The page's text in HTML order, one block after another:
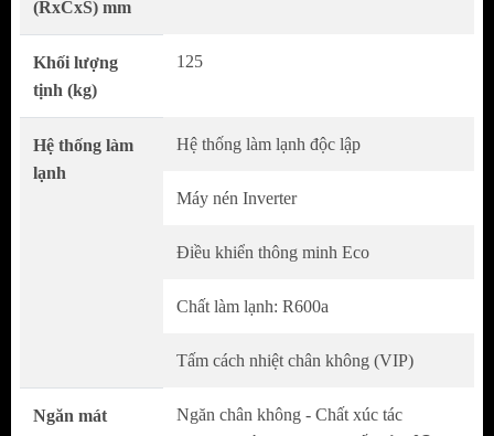
Kế thừa tinh hoa đỉnh cao của công nghệ
Nhật Bản, Hitachi luôn cải tiến cho ra đời
những chiếc tủ lạnh thân thiện môi trường
được tích hợp các công nghệ tiên tiến độc
quyền.
Một trong số đó là Chất Xúc Tác Platinum có
Compartment và Ngăn Rau Quả Thông Minh
phẩm. Ngoài ra, những tính năng bổ trợ như
Tấm Cách Nhiệt Chân Không VIP và Làm
Lạnh Tái Tạo Băng (Frost Recycling) được
tích hợp đồng bộ, mang lại hiệu quả tiết kiệm
(RxCxS) mm
Khối lượng
tịnh (kg)
125
Hệ thống làm
lạnh
Hệ thống làm lạnh độc lập
Máy nén Inverter
Điều khiển thông minh Eco
Chất làm lạnh: R600a
Tấm cách nhiệt chân không (VIP)
Ngăn mát
Ngăn chân không - Chất xúc tác